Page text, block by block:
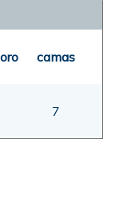
camas
7